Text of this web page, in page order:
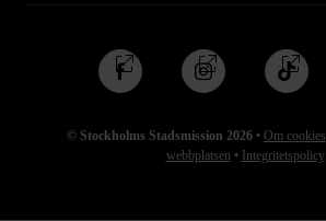
© Stockholms Stadsmission 2026 • Om cookies
webbplatsen • Integritetspolicy
Följ
oss
Facebook
Följ
oss
Instagram
Följ
oss
TikTok